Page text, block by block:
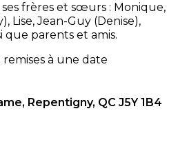
ses frères et sœurs : Monique,
Lise, Jean-Guy (Denise),
que parents et amis.
à une date
Repentigny, QC J5Y 1B4